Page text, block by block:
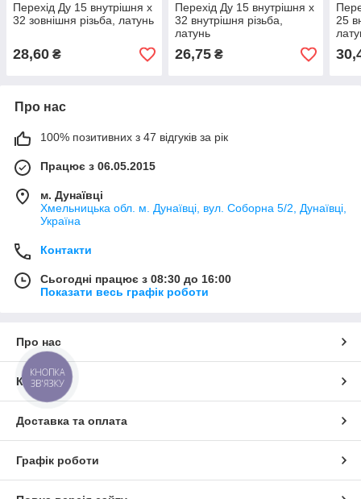
Перехід Ду 15 внутрішня х
32 зовнішня різьба, латунь
28,60 ₴
Перехід Ду 15 внутрішня х
32 внутрішня різьба,
латунь
26,75₴
25
Про нас
100% позитивних з 47 відгуків за рік
Працює з 06.05.2015
м. Дунаївці
Хмельницька обл. м. Дунаївці, вул. Соборна 5/2, Дунаївці,
Україна
Контакти
Сьогодні працює з 08:30 до 16:00
Показати весь графік роботи
Про нас
Контакти
Доставка та оплата
Графік роботи
КНОПКА
ЗВ'ЯЗКУ